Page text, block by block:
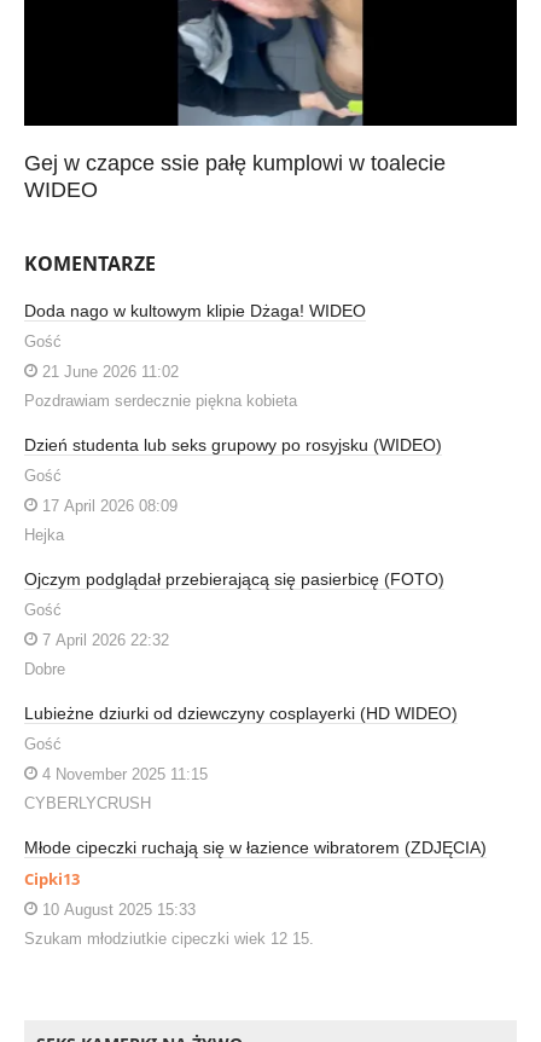
Gej w czapce ssie pałę kumplowi w toalecie
WIDEO
KOMENTARZE
Doda nago w kultowym klipie Dżaga! WIDEO
Gość
21 June 2026 11:02
Pozdrawiam serdecznie piękna kobieta
Dzień studenta lub seks grupowy po rosyjsku (WIDEO)
Gość
17 April 2026 08:09
Hejka
Ojczym podglądał przebierającą się pasierbicę (FOTO)
Gość
7 April 2026 22:32
Dobre
Lubieżne dziurki od dziewczyny cosplayerki (HD WIDEO)
Gość
4 November 2025 11:15
CYBERLYCRUSH
Młode cipeczki ruchają się w łazience wibratorem (ZDJĘCIA)
Cipki13
10 August 2025 15:33
Szukam młodziutkie cipeczki wiek 12 15.